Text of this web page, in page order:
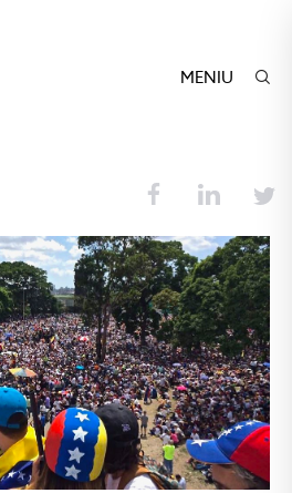
MENIU